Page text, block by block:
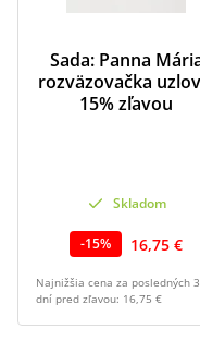
Sada: Panna
rozväzovačka
15% zľavou
Skladom
-15% 16,75 €
Najnižšia cena za posledných
dní pred zľavou: 16,75 €